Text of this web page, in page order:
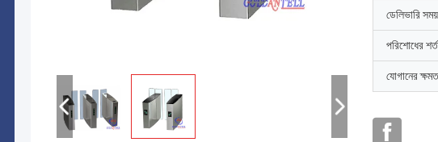
ডেলিভারি সময়
পরিশোধের শর্ত
যোগানের